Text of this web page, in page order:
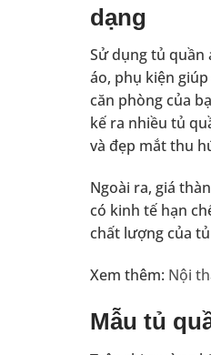
dạng
Sử dụng tủ quần
áo, phụ kiện
căn phòng của
kế ra nhiều tủ
và đẹp mắt thu
Ngoài ra, giá
có kinh tế hạn
chất lượng của
Xem thêm: Nội
Mẫu tủ